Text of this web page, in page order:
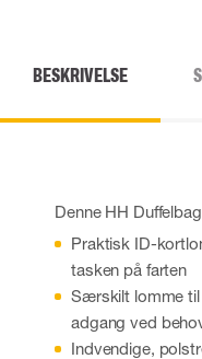
BESKRIVELSE
Denne HH
Praktisk ID-
tasken på farten
Særskilt lomme
adgang ved
Indvendige,